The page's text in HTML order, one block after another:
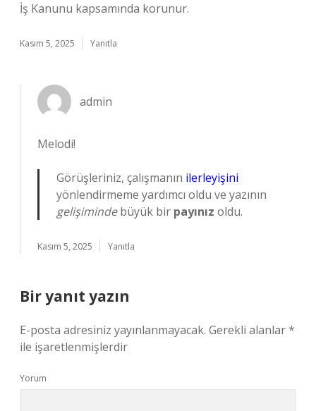
İş Kanunu kapsamında korunur.
Kasım 5, 2025 Yanıtla
admin
Melodi!
Görüşleriniz, çalışmanın ilerleyişini
yönlendirmeme yardımcı oldu ve yazının
gelişimindebüyük bir payınız oldu.
Kasım 5, 2025 Yanıtla
Bir yanıt yazın
E-posta adresiniz yayınlanmayacak. Gerekli alanlar*
ile işaretlenmişlerdir
Yorum